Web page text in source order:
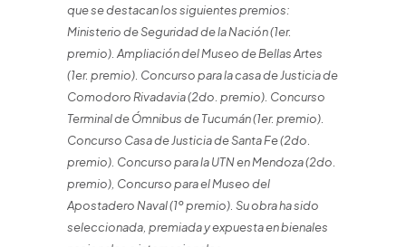
que se destacan los siguientes premios:
Ministerio de Seguridad de la Nación (1er.
premio). Ampliación del Museo de Bellas Artes
(1er. premio). Concurso para la casa de Justicia de
Comodoro Rivadavia (2do. premio). Concurso
Terminal de Ómnibus de Tucumán (1er. premio).
Concurso Casa de Justicia de Santa Fe (2do.
premio). Concurso para la UTN en Mendoza (2do.
premio), Concurso para el Museo del
Apostadero Naval (1º premio). Su obra ha sido
seleccionada, premiada y expuesta en bienales